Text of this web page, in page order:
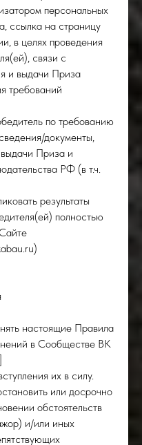
персональных
ссылка на страницу
в целях проведения
связи с
и выдачи Приза
требований
по требованию
документы,
Приза и
РФ (в т.ч.
результаты
полностью
настоящие Правила
в Сообществе ВК
их в силу.
или досрочно
обстоятельств
и/или иных